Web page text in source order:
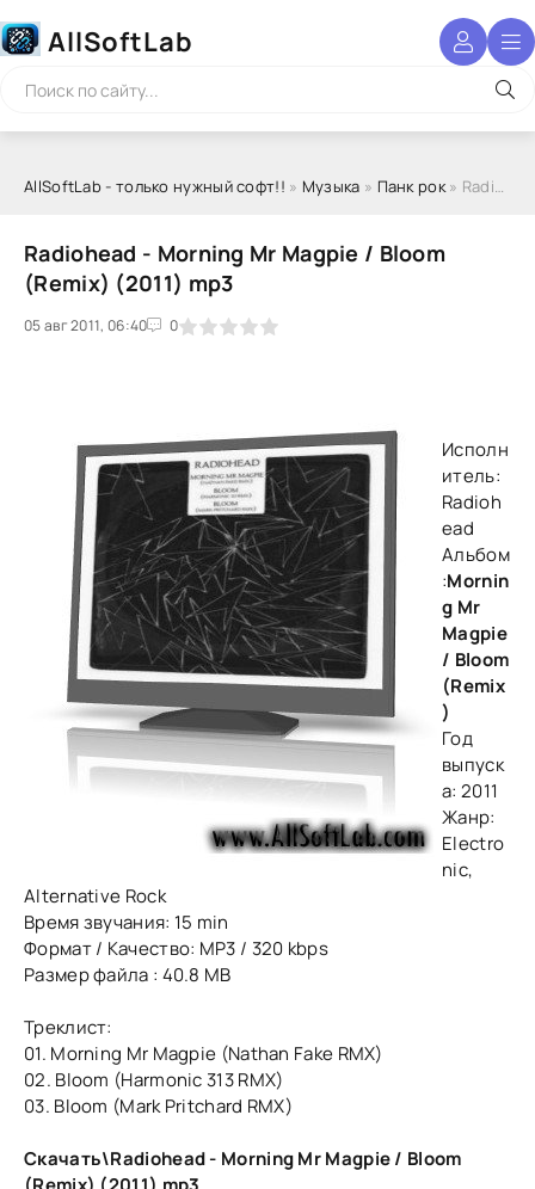
AllSoftLab
AllSoftLab - только нужный софт!! » Музыка » Панк рок» Radiohead - Morning Mr Magpie / Bloom (Remix) (2011) mp3
Radiohead - Morning Mr Magpie / Bloom
(Remix) (2011) mp3
05 авг 2011, 06:40 0
1 2 3 4 5
Исполн
итель:
Radioh
ead
Альбом
:Mornin
g Mr
Magpie
/ Bloom
(Remix
)
Год
выпуск
а: 2011
Жанр:
Electro
nic,
Alternative Rock
Время звучания: 15 min
Формат / Качество: MP3 / 320 kbps
Размер файла : 40.8 MB
Треклист:
01. Morning Mr Magpie (Nathan Fake RMX)
02. Bloom (Harmonic 313 RMX)
03. Bloom (Mark Pritchard RMX)
Скачать\Radiohead - Morning Mr Magpie / Bloom